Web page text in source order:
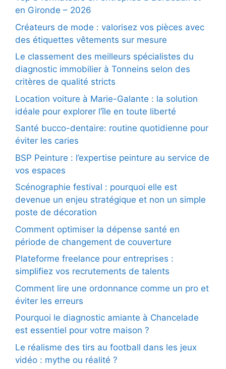
en Gironde – 2026
Créateurs de mode : valorisez vos pièces avec
des étiquettes vêtements sur mesure
Le classement des meilleurs spécialistes du
diagnostic immobilier à Tonneins selon des
critères de qualité stricts
Location voiture à Marie-Galante : la solution
idéale pour explorer l’île en toute liberté
Santé bucco-dentaire: routine quotidienne pour
éviter les caries
BSP Peinture : l’expertise peinture au service de
vos espaces
Scénographie festival : pourquoi elle est
devenue un enjeu stratégique et non un simple
poste de décoration
Comment optimiser la dépense santé en
période de changement de couverture
Plateforme freelance pour entreprises :
simplifiez vos recrutements de talents
Comment lire une ordonnance comme un pro et
éviter les erreurs
Pourquoi le diagnostic amiante à Chancelade
est essentiel pour votre maison ?
Le réalisme des tirs au football dans les jeux
vidéo : mythe ou réalité ?